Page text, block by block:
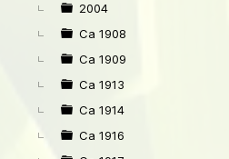
►
2004
Ca 1908
Ca 1909
Ca 1913
Ca 1914
Ca 1916